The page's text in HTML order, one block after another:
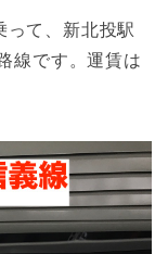
って、新北投駅
線です。運賃は